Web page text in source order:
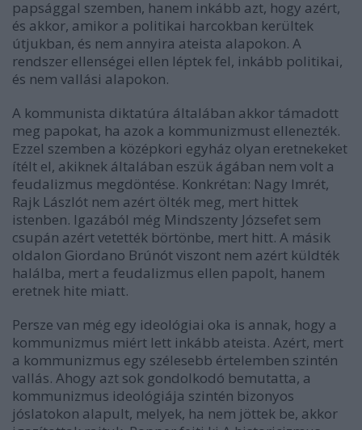
papsággal szemben, hanem inkább azt, hogy azért,
és akkor, amikor a politikai harcokban kerültek
útjukban, és nem annyira ateista alapokon. A
rendszer ellenségei ellen léptek fel, inkább politikai,
és nem vallási alapokon.
A kommunista diktatúra általában akkor támadott
meg papokat, ha azok a kommunizmust ellenezték.
Ezzel szemben a középkori egyház olyan eretnekeket
ítélt el, akiknek általában eszük ágában nem volt a
feudalizmus megdöntése. Konkrétan: Nagy Imrét,
Rajk Lászlót nem azért ölték meg, mert hittek
istenben. Igazából még Mindszenty Józsefet sem
csupán azért vetették börtönbe, mert hitt. A másik
oldalon Giordano Brúnót viszont nem azért küldték
halálba, mert a feudalizmus ellen papolt, hanem
eretnek hite miatt.
Persze van még egy ideológiai oka is annak, hogy a
kommunizmus miért lett inkább ateista. Azért, mert
a kommunizmus egy szélesebb értelemben szintén
vallás. Ahogy azt sok gondolkodó bemutatta, a
kommunizmus ideológiája szintén bizonyos
jóslatokon alapult, melyek, ha nem jöttek be, akkor